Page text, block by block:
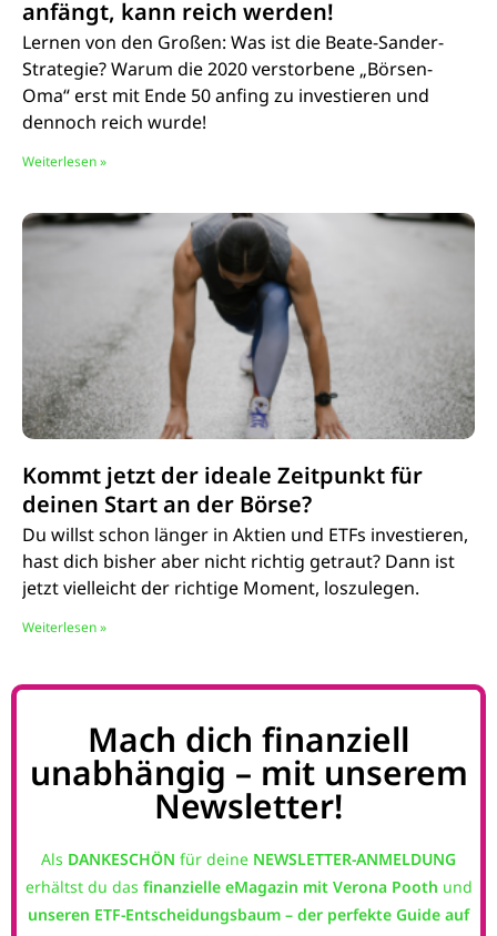
anfängt, kann reich werden!
Lernen von den Großen: Was ist die Beate-Sander-
Strategie? Warum die 2020 verstorbene „Börsen-
Oma“ erst mit Ende 50 anfing zu investieren und
dennoch reich wurde!
Weiterlesen »
Kommt jetzt der ideale Zeitpunkt für
deinen Start an der Börse?
Du willst schon länger in Aktien und ETFs investieren,
hast dich bisher aber nicht richtig getraut? Dann ist
jetzt vielleicht der richtige Moment, loszulegen.
Weiterlesen »
Mach dich finanziell
unabhängig – mit unserem
Newsletter!
Als DANKESCHÖN für deine NEWSLETTER-ANMELDUNG
erhältst du das finanzielle eMagazin mit Verona Pooth und
unseren ETF-Entscheidungsbaum – der perfekte Guide auf